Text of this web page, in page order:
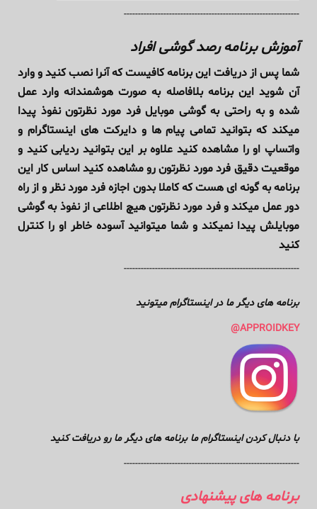
--------------------------------------------------------------
آموزش برنامه رصد گوشی افراد
شما پس از دریافت این برنامه کافیست که آنرا نصب کنید و وارد
آن شوید این برنامه بلافاصله به صورت هوشمندانه وارد عمل
شده و به راحتی به گوشی موبایل فرد مورد نظرتون نفوذ پیدا
میکند که بتوانید تمامی پیام ها و دایرکت های اینستاگرام و
واتساپ او را مشاهده کنید علاوه بر این بتوانید ردیابی کنید و
موقعیت دقیق فرد مورد نظرتون رو مشاهده کنید اساس کار این
برنامه به گونه ای هست که کاملا بدون اجازه فرد مورد نظر و از راه
دور عمل میکند و فرد مورد نظرتون هیچ اطلاعی از نفوذ به گوشی
موبایلش پیدا نمیکند و شما میتوانید آسوده خاطر او را کنترل
کنید
--------------------------------------------------------------
برنامه های دیگر ما در اینستاگرام میتونید
APPROIDKEY@
با دنبال کردن اینستاگرام ما برنامه های دیگر ما رو دریافت کنید
--------------------------------------------------------------
برنامه های پیشنهادی